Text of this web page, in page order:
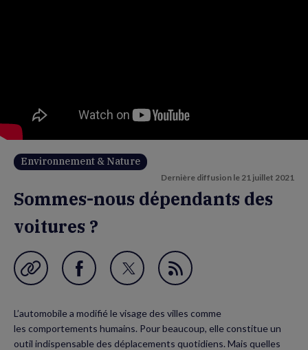
Environnement & Nature
Dernière diffusion le 21 juillet 2021
Sommes-nous dépendants des
voitures ?
Garder en favori
Partager
Facebook
(nouvelle
Partager
Twitter
(nouvelle
Flux
L’automobile a modifié le visage des villes comme
les comportements humains. Pour beaucoup, elle constitue un
outil indispensable des déplacements quotidiens. Mais quelles